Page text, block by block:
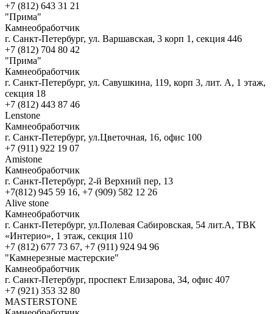
+7 (812) 643 31 21
"Прима"
Камнеобработчик
г. Санкт-Петербург, ул. Варшавская, 3 корп 1, секция 446
+7 (812) 704 80 42
"Прима"
Камнеобработчик
г. Санкт-Петербург, ул. Савушкина, 119, корп 3, лит. А, 1 этаж,
секция 18
+7 (812) 443 87 46
Lenstone
Камнеобработчик
г. Санкт-Петербург, ул.Цветочная, 16, офис 100
+7 (911) 922 19 07
Amistone
Камнеобработчик
г. Санкт-Петербург, 2-й Верхний пер, 13
+7(812) 945 59 16, +7 (909) 582 12 26
Alive stone
Камнеобработчик
г. Санкт-Петербург, ул.Полевая Сабировская, 54 лит.А, ТВК
«Интерио», 1 этаж, секция 110
+7 (812) 677 73 67, +7 (911) 924 94 96
"Камнерезные мастерские"
Камнеобработчик
г. Санкт-Петербург, проспект Елизарова, 34, офис 407
+7 (921) 353 32 80
MASTERSTONE